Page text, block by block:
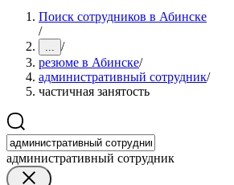
Поиск сотрудников в Абинске
/
... /
резюме в Абинске/
административный сотрудник/
частичная занятость
административный сотрудник